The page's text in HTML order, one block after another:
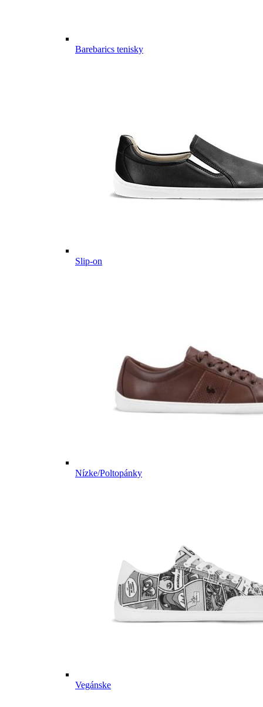
Barebarics tenisky
Slip-on
Nízke/Poltopánky
Vegánske